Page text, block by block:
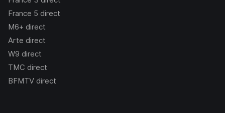
France 5 direct
M6+ direct
Arte direct
W9 direct
TMC direct
BFMTV direct